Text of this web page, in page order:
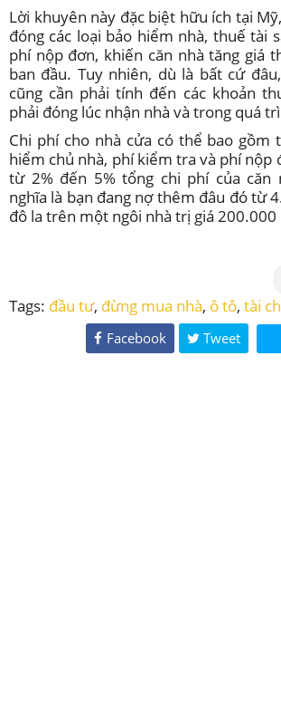
Lời khuyên này đặc biệt hữu ích tại
đóng các loại bảo hiểm nhà, thuế tài
phí nộp đơn, khiến căn nhà tăng giá
ban đầu. Tuy nhiên, dù là bất cứ
cũng cần phải tính đến các khoản
phải đóng lúc nhận nhà và trong quá
Chi phí cho nhà cửa có thể bao gồm
hiểm chủ nhà, phí kiểm tra và phí nộp
từ 2% đến 5% tổng chi phí của căn
nghĩa là bạn đang nợ thêm đâu đó từ
đô la trên một ngôi nhà trị giá 200.000
Tags: đầu tư, đừng mua nhà, ô tô, tài
Facebook Tweet